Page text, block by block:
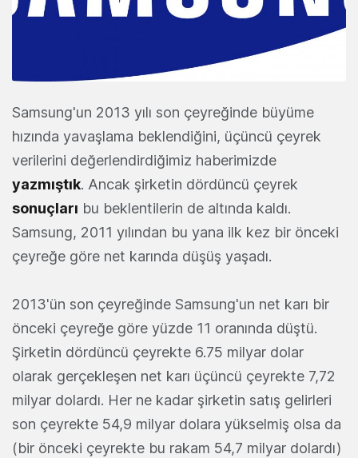
Samsung'un 2013 yılı son çeyreğinde büyüme
hızında yavaşlama beklendiğini, üçüncü çeyrek
verilerini değerlendirdiğimiz haberimizde
yazmıştık. Ancak şirketin dördüncü çeyrek
sonuçları bu beklentilerin de altında kaldı.
Samsung, 2011 yılından bu yana ilk kez bir önceki
çeyreğe göre net karında düşüş yaşadı.
2013'ün son çeyreğinde Samsung'un net karı bir
önceki çeyreğe göre yüzde 11 oranında düştü.
Şirketin dördüncü çeyrekte 6.75 milyar dolar
olarak gerçekleşen net karı üçüncü çeyrekte 7,72
milyar dolardı. Her ne kadar şirketin satış gelirleri
son çeyrekte 54,9 milyar dolara yükselmiş olsa da
(bir önceki çeyrekte bu rakam 54,7 milyar dolardı)